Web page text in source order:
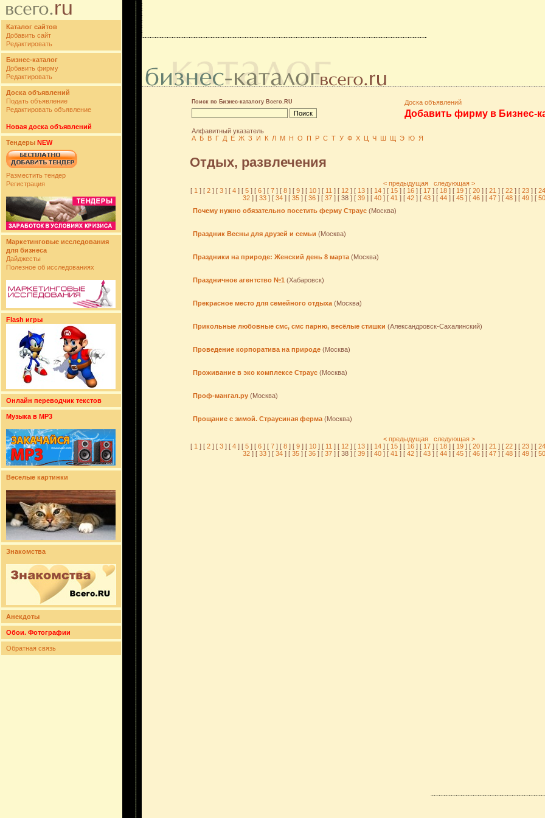
Каталог сайтов
Добавить сайт
Редактировать
Бизнес-каталог
Добавить фирму
Редактировать
Доска объявлений
Подать объявление
Редактировать объявление
Новая доска объявлений
Тендеры NEW
Разместить тендер
Регистрация
Маркетинговые исследования
для бизнеса
Дайджесты
Полезное об исследованиях
Flash игры
Онлайн переводчик текстов
Музыка в MP3
Веселые картинки
Знакомства
Анекдоты
Обои. Фотографии
Обратная связь
Поиск по Бизнес-каталогу Всего.RU Доска объявлений
Добавить фирму в Бизнес-
Алфавитный указатель
А Б В Г Д Е Ж З И К Л М Н О П Р С Т У Ф Х Ц Ч Ш Щ Э Ю Я
Отдых, развлечения
< предыдущая
следующая >
[1 ] [2 ] [3 ] [4 ] [5 ] [6 ] [7 ] [8 ] [9 ] [10 ] [11 ] [12 ] [13 ] [14 ] [15 ] [16 ] [17 ] [18 ] [19 ] [20 ] [21 ] [22 ] [23 ] [24
32 ] [ 33 ] [ 34 ] [ 35 ] [ 36 ] [ 37 ] [ 38 ] [ 39 ] [ 40 ] [ 41 ] [ 42 ] [ 43 ] [ 44 ] [ 45 ] [ 46 ] [ 47 ] [ 48 ] [ 49 ] [ 50
Почему нужно обязательно посетить ферму Страус (Москва)
Праздник Весны для друзей и семьи (Москва)
Праздники на природе: Женский день 8 марта (Москва)
Праздничное агентство №1 (Хабаровск)
Прекрасное место для семейного отдыха (Москва)
Прикольные любовные смс, смс парню, весёлые стишки (Александровск-Сахалинский)
Проведение корпоратива на природе (Москва)
Проживание в эко комплексе Страус (Москва)
Проф-мангал.ру (Москва)
Прощание с зимой. Страусиная ферма (Москва)
< предыдущая
следующая >
[1 ] [2 ] [3 ] [4 ] [5 ] [6 ] [7 ] [8 ] [9 ] [10 ] [11 ] [12 ] [13 ] [14 ] [15 ] [16 ] [17 ] [18 ] [19 ] [20 ] [21 ] [22 ] [23 ] [24
32 ] [ 33 ] [ 34 ] [ 35 ] [ 36 ] [ 37 ] [ 38 ] [ 39 ] [ 40 ] [ 41 ] [ 42 ] [ 43 ] [ 44 ] [ 45 ] [ 46 ] [ 47 ] [ 48 ] [ 49 ] [ 50